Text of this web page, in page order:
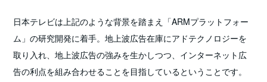
日本テレビは上記のような背景を踏まえ「ARMプラットフォー
ム」の研究開発に着手。地上波広告在庫にアドテクノロジーを
取り入れ、地上波広告の強みを生かしつつ、インターネット広
告の利点を組み合わせることを目指しているということです。